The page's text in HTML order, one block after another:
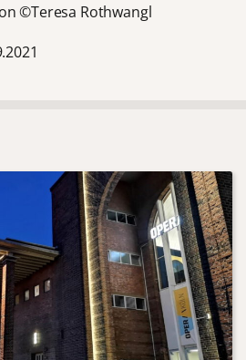
©Teresa Rothwangl